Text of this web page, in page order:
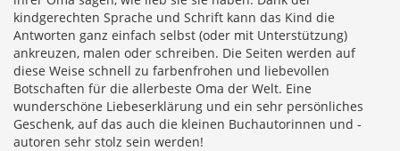
kindgerechten Sprache und Schrift kann das Kind die
Antworten ganz einfach selbst (oder mit Unterstützung)
ankreuzen, malen oder schreiben. Die Seiten werden auf
diese Weise schnell zu farbenfrohen und liebevollen
Botschaften für die allerbeste Oma der Welt. Eine
wunderschöne Liebeserklärung und ein sehr persönliches
Geschenk, auf das auch die kleinen Buchautorinnen und -
autoren sehr stolz sein werden!